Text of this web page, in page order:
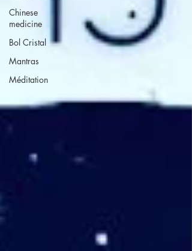
Chinese
medicine
Bol Cristal
Mantras
Méditation